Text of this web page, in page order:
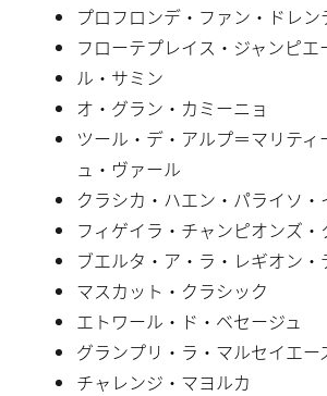
プロフロンデ・ファン・ドレン
フローテプレイス・ジャンピエ
ル・サミン
オ・グラン・カミーニョ
ツール・デ・アルプ＝マリテ
ュ・ヴァール
クラシカ・ハエン・パライソ
フィゲイラ・チャンピオンズ・
ブエルタ・ア・ラ・レギオン
マスカット・クラシック
エトワール・ド・ベセージュ
グランプリ・ラ・マルセイエー
チャレンジ・マヨルカ